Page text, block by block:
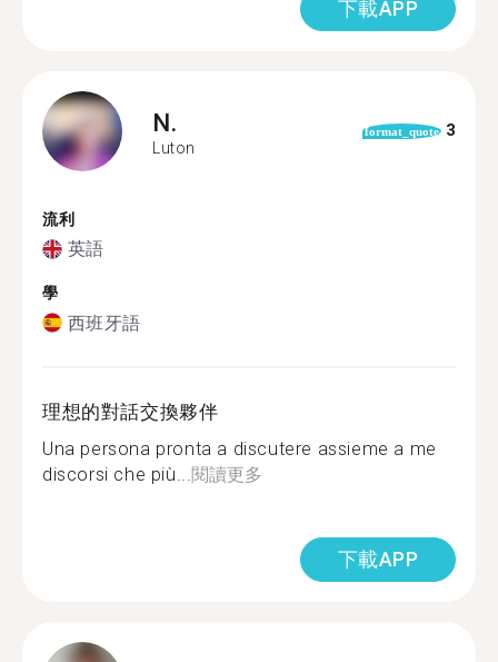
下載APP
N.
Luton
format_quote 3
流利
英語
學
西班牙語
理想的對話交換夥伴
Una persona pronta a discutere assieme a me
discorsi che più... 閱讀更多
下載APP